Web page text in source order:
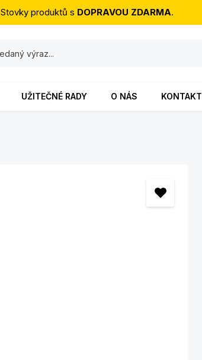
Stovky produktů s DOPRAVOU ZDARMA.
UŽITEČNÉ RADY O NÁS KONTAKT